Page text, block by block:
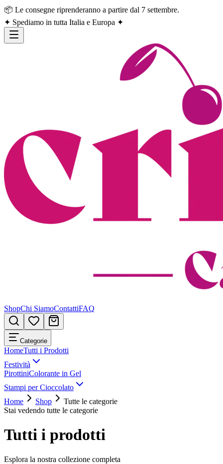
📦 Le consegne riprenderanno a partire dal 7 settembre.
✦ Spediamo in tutta Italia e Europa ✦
ShopChi SiamoContattiFAQ
Categorie
HomeTutti i Prodotti
Festività
PirottiniColorante in Gel
Stampi per Cioccolato
Home
Shop
Tutte le categorie
Stai vedendo tutte le categorie
Tutti i prodotti
Esplora la nostra collezione completa